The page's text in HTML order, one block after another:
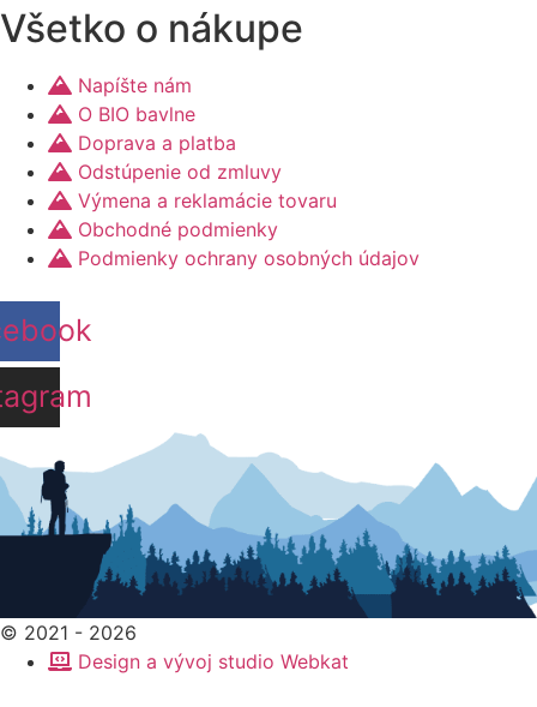
má
viacero
variantov.
Možnosti
si
môžete
vybrať
na
stránke
produktu.
Všetko o nákupe
Napíšte nám
O BIO bavlne
Doprava a platba
Odstúpenie od zmluvy
Výmena a reklamácie tovaru
Obchodné podmienky
Podmienky ochrany osobných údajov
© 2021 - 2026
Design a vývoj studio Webkat